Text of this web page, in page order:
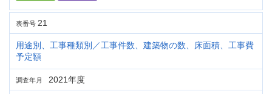
表番号 21
用途別、工事種類別／工事件数、建築物の数、床面積、工事費
予定額
調査年月 2021年度